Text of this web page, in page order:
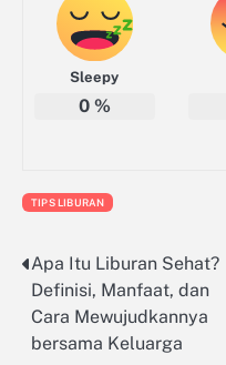
Sleepy
0%
TIPS LIBURAN
Navigasi
pos
Apa Itu Liburan Sehat?
Definisi, Manfaat, dan
Cara Mewujudkannya
bersama Keluarga